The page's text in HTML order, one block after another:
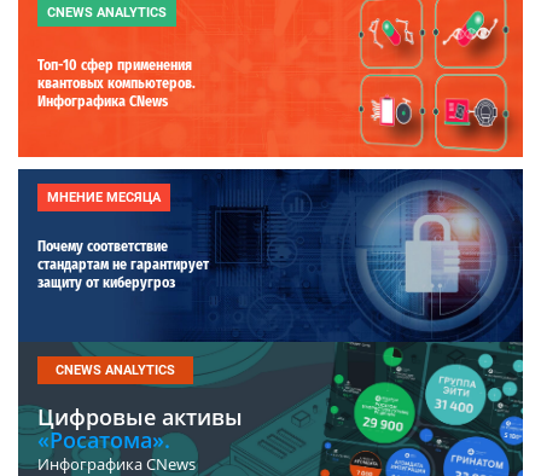
CNEWS ANALYTICS
Топ-10 сфер применения
квантовых компьютеров.
Инфографика CNews
МНЕНИЕ МЕСЯЦА
Почему соответствие
стандартам не гарантирует
защиту от киберугроз
CNEWS ANALYTICS
Цифровые активы
«Росатома».
Инфографика CNews